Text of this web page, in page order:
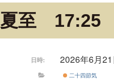
夏至 17:25
日時: 2026年6月
二十四節気